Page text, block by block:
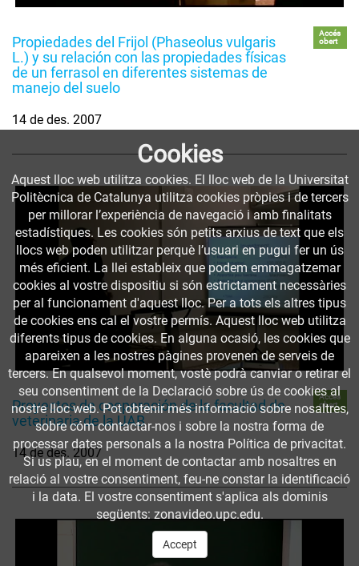
Propiedades del Frijol (Phaseolus vulgaris
L.) y su relación con las propiedades físicas
de un ferrasol en diferentes sistemas de
manejo del suelo
Accés
obert
14 de des. 2007
Proyectos de cooperación de la facultad de
veterinaria de la UAB
Accés
obert
14 de des. 2007
Cookies
Aquest lloc web utilitza cookies. El lloc web de la Universitat
Politècnica de Catalunya utilitza cookies pròpies i de tercers
per millorar l’experiència de navegació i amb finalitats
estadístiques. Les cookies són petits arxius de text que els
llocs web poden utilitzar perquè l’usuari en pugui fer un ús
més eficient. La llei estableix que podem emmagatzemar
cookies al vostre dispositiu si són estrictament necessàries
per al funcionament d'aquest lloc. Per a tots els altres tipus
de cookies ens cal el vostre permís. Aquest lloc web utilitza
diferents tipus de cookies. En alguna ocasió, les cookies que
apareixen a les nostres pàgines provenen de serveis de
tercers. En qualsevol moment, vostè podrà canviar o retirar el
seu consentiment de la Declaració sobre ús de cookies al
nostre lloc web. Pot obtenir més informació sobre nosaltres,
sobre cóm contactar-nos i sobre la nostra forma de
processar dates personals a la nostra Política de privacitat.
Si us plau, en el moment de contactar amb nosaltres en
relació al vostre consentiment, feu-ne constar la identificació
i la data. El vostre consentiment s'aplica als dominis
següents: zonavideo.upc.edu.
Accept